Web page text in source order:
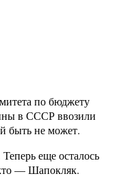
по бюджету
в СССР ввозили
быть не может.
еще осталось
— Шапокляк.